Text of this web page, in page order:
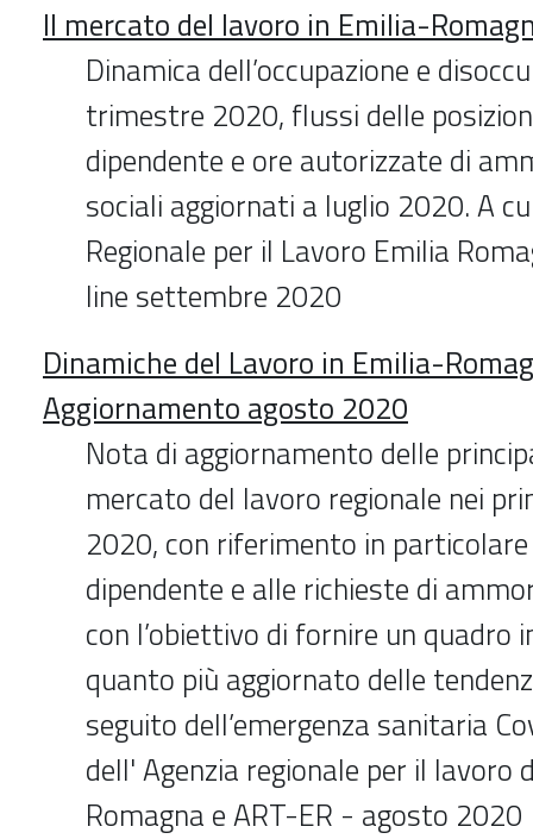
Il mercato del lavoro in Emilia-
Dinamica dell’occupazione e
trimestre 2020, flussi delle
dipendente e ore autorizzate di
sociali aggiornati a luglio 2020. A
Regionale per il Lavoro Emilia
line settembre 2020
Dinamiche del Lavoro in Emilia-
Aggiornamento agosto 2020
Nota di aggiornamento delle
mercato del lavoro regionale nei
2020, con riferimento in
dipendente e alle richieste di
con l’obiettivo di fornire un quadro
quanto più aggiornato delle
seguito dell’emergenza sanitaria
dell' Agenzia regionale per il lavoro
Romagna e ART-ER - agosto 2020